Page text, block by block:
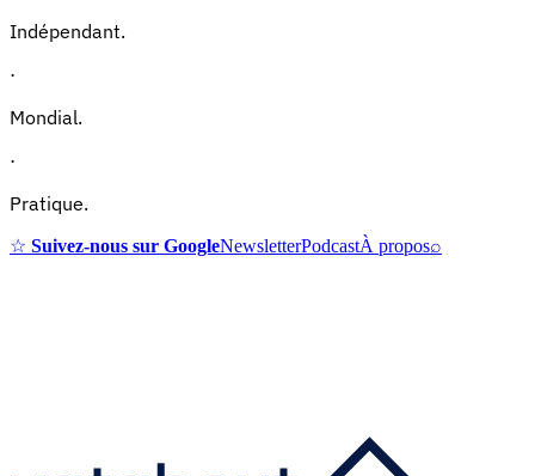
Indépendant.
·
Mondial.
·
Pratique.
☆ Suivez-nous sur GoogleNewsletterPodcastÀ propos⌕